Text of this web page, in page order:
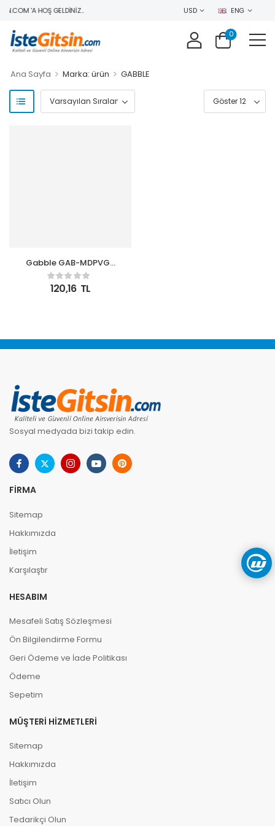
'A HOŞ GELDINIZ.. USD ENG
0
Ana Sayfa > Marka: ürün > GABBLE
Gabble GAB-MDPVGA
Mini Dsiplay To Vga
Çevirici
120,16 TL
Sosyal medyada bizi takip edin.
FIRMA
Sitemap
Hakkımızda
İletişim
Karşılaştır
HESABIM
Mesafeli Satış Sözleşmesi
Ön Bilgilendirme Formu
Geri Ödeme ve İade Politikası
Ödeme
Sepetim
MÜŞTERI HIZMETLERI
Sitemap
Hakkımızda
İletişim
Satıcı Olun
Tedarikçi Olun